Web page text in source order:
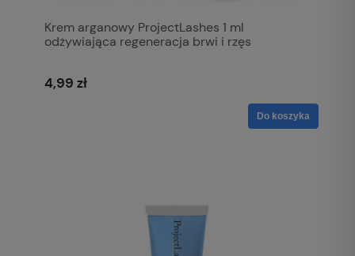
Krem arganowy ProjectLashes 1 ml
odżywiająca regeneracja brwi i rzęs
4,99 zł
Do koszyka